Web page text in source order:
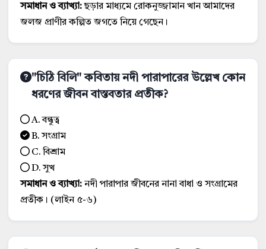
সমাধান ও ব্যাখ্যা:ছড়ার মাধ্যমে রোকনুজ্জামান খান আমাদের
জলজ প্রাণীর কল্পিত জগতে নিয়ে গেছেন।
"চিঠি বিলি" কবিতায় নদী পারাপারের উল্লেখ কোন
ধরণের জীবন বাস্তবতার প্রতীক?
A. বন্ধুত্ব
B. সংগ্রাম
C. বিশ্রাম
D. সুখ
সমাধান ও ব্যাখ্যা:নদী পারাপার জীবনের নানা বাধা ও সংগ্রামের
প্রতীক। (লাইন ৫-৬)